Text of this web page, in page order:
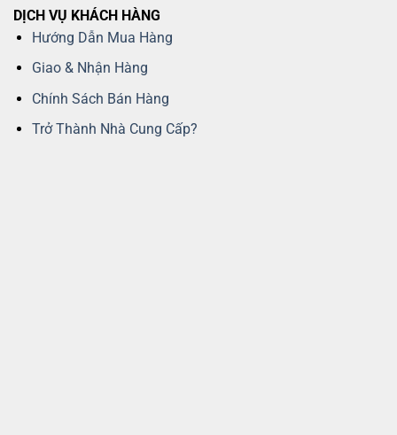
DỊCH VỤ KHÁCH HÀNG
Hướng Dẫn Mua Hàng
Giao & Nhận Hàng
Chính Sách Bán Hàng
Trở Thành Nhà Cung Cấp?